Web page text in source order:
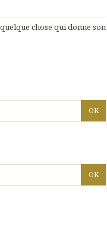
chose qui donne son